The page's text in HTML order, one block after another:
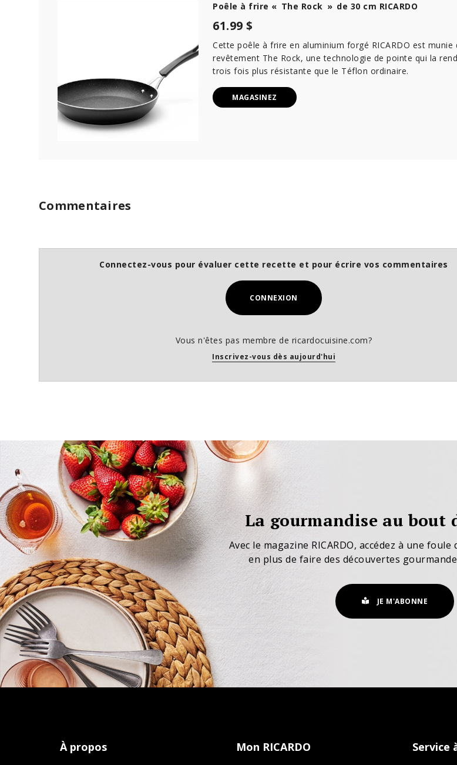
Poêle à frire « The Rock » de 30 cm RICARDO
61.99 $
Cette poêle à frire en aluminium forgé RICARDO est munie
revêtement The Rock, une technologie de pointe qui la rend
trois fois plus résistante que le Téflon ordinaire.
MAGASINEZ
Commentaires
Connectez-vous pour évaluer cette recette et pour écrire vos commentaires
CONNEXION
Vous n'êtes pas membre de ricardocuisine.com?
Inscrivez-vous dès aujourd'hui
La gourmandise au bout
Avec le magazine RICARDO, accédez à une
en plus de faire des découvertes
JE M'ABONNE
À propos Mon RICARDO Service